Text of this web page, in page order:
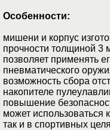
Особенности:
мишени и корпус
прочности толщиной 3
позволяет применять
пневматического
возможность сбора
накопителе
повышение
может использоваться
так и в спортивных